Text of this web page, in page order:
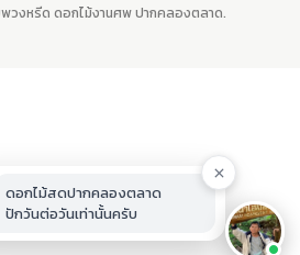
วงหรีด ดอกไม้งานศพ ปากคลองตลาด.